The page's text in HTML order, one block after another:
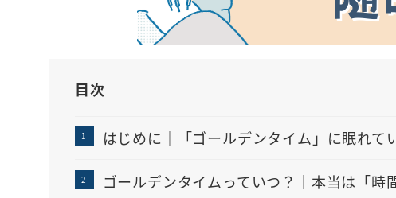
目次
はじめに｜「ゴールデンタイム」に眠れて
ゴールデンタイムっていつ？｜本当は「時